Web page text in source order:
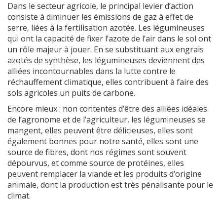
Dans le secteur agricole, le principal levier d’action
consiste à diminuer les émissions de gaz à effet de
serre, liées à la fertilisation azotée. Les légumineuses
qui ont la capacité de fixer l’azote de l’air dans le sol ont
un rôle majeur à jouer. En se substituant aux engrais
azotés de synthèse, les légumineuses deviennent des
alliées incontournables dans la lutte contre le
réchauffement climatique, elles contribuent à faire des
sols agricoles un puits de carbone.
Encore mieux : non contentes d’être des alliées idéales
de l’agronome et de l’agriculteur, les légumineuses se
mangent, elles peuvent être délicieuses, elles sont
également bonnes pour notre santé, elles sont une
source de fibres, dont nos régimes sont souvent
dépourvus, et comme source de protéines, elles
peuvent remplacer la viande et les produits d’origine
animale, dont la production est très pénalisante pour le
climat.